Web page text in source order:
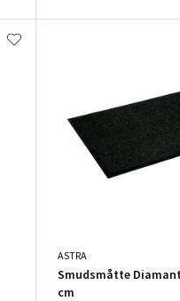
ASTRA
Smudsmåtte
cm